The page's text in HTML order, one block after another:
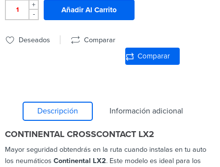
+
-
Añadir Al Carrito
Deseados Comparar
Comparar
Descripción Información adicional
CONTINENTAL CROSSCONTACT LX2
Mayor seguridad obtendrás en la ruta cuando instalas en tu auto
los neumáticos Continental LX2. Este modelo es ideal para los